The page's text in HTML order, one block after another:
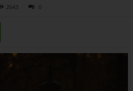
2643 0